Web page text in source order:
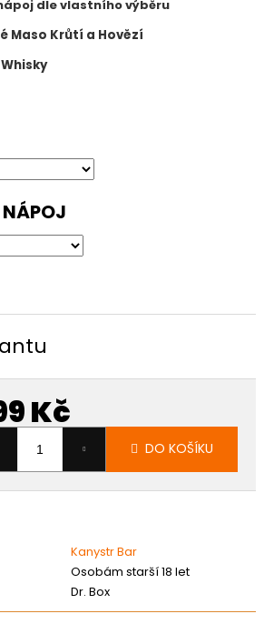
dle vlastního výběru
Maso Krůtí a Hovězí
Kč
DO KOŠÍKU
Kanystr Bar
Osobám starší 18 let
Dr. Box